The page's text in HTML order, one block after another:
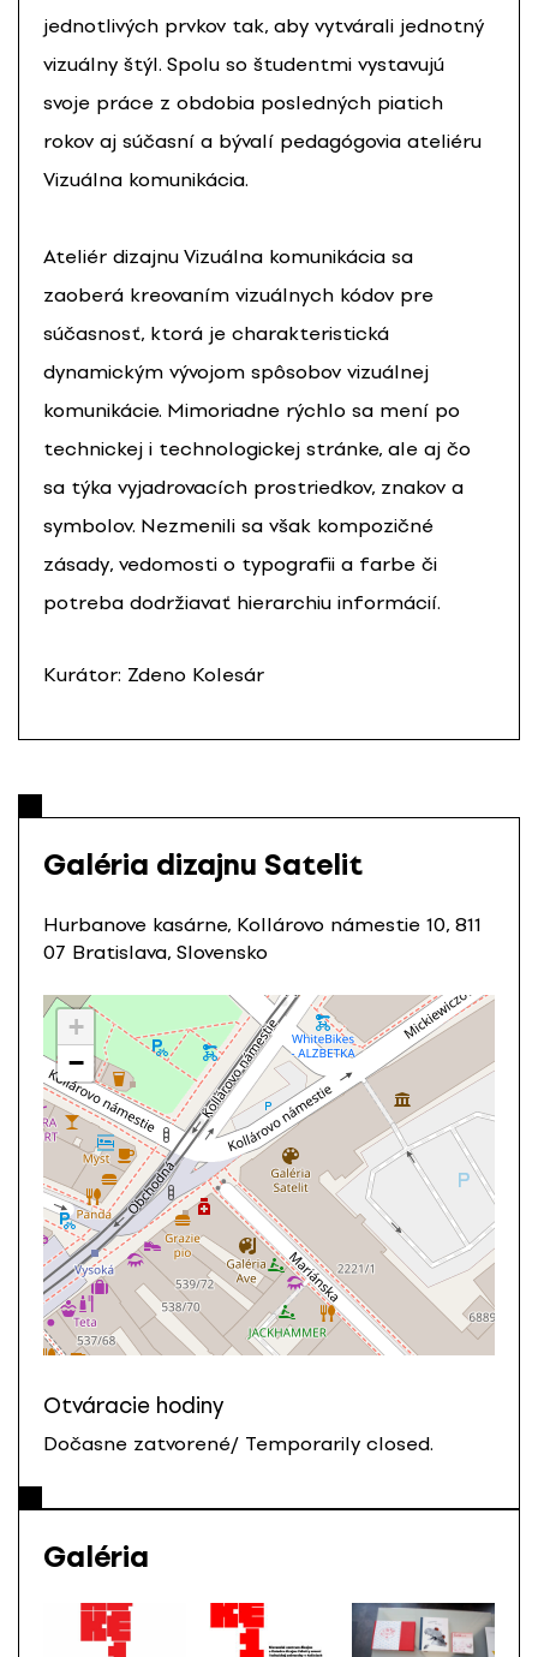
jednotlivých prvkov tak, aby vytvárali jednotný
vizuálny štýl. Spolu so študentmi vystavujú
svoje práce z obdobia posledných piatich
rokov aj súčasní a bývalí pedagógovia ateliéru
Vizuálna komunikácia.
Ateliér dizajnu Vizuálna komunikácia sa
zaoberá kreovaním vizuálnych kódov pre
súčasnosť, ktorá je charakteristická
dynamickým vývojom spôsobov vizuálnej
komunikácie. Mimoriadne rýchlo sa mení po
technickej i technologickej stránke, ale aj čo
sa týka vyjadrovacích prostriedkov, znakov a
symbolov. Nezmenili sa však kompozičné
zásady, vedomosti o typografii a farbe či
potreba dodržiavať hierarchiu informácií.
Kurátor: Zdeno Kolesár
Galéria dizajnu Satelit
Hurbanove kasárne, Kollárovo námestie 10, 811
07 Bratislava, Slovensko
+
−
Otváracie hodiny
Dočasne zatvorené/ Temporarily closed.
Galéria